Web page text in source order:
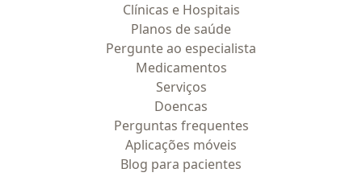
Clínicas e Hospitais
Planos de saúde
Pergunte ao especialista
Medicamentos
Serviços
Doencas
Perguntas frequentes
Aplicações móveis
Blog para pacientes